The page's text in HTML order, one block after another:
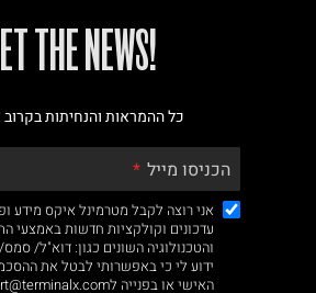
!GET THE NEWS
כל ההמראות והנחיתות
הכניסו מייל
אני רוצה לקבל מטרמינל איקס מידע
עדכונים וקולקציות חדשות באמצעי
והטכנולוגיה השונים כגון: דוא"ל/
ידוע לי כי באפשרותי לבטל את